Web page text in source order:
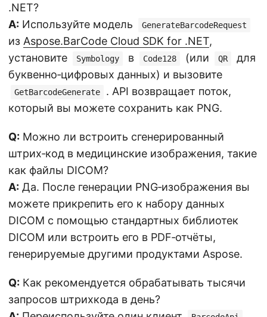
.NET?
A: Используйте модель GenerateBarcodeRequest
из Aspose.BarCode Cloud SDK for .NET,
установите
Symbology в Code128 (или QR
для
буквенно‑цифровых данных) и вызовите
GetBarcodeGenerate
. API возвращает поток,
который вы можете сохранить как PNG.
Q: Можно ли встроить сгенерированный
штрих‑код в медицинские изображения, такие
как файлы DICOM?
A: Да. После генерации PNG‑изображения вы
можете прикрепить его к набору данных
DICOM с помощью стандартных библиотек
DICOM или встроить его в PDF‑отчёты,
генерируемые другими продуктами Aspose.
Q: Как рекомендуется обрабатывать тысячи
запросов штрихкода в день?